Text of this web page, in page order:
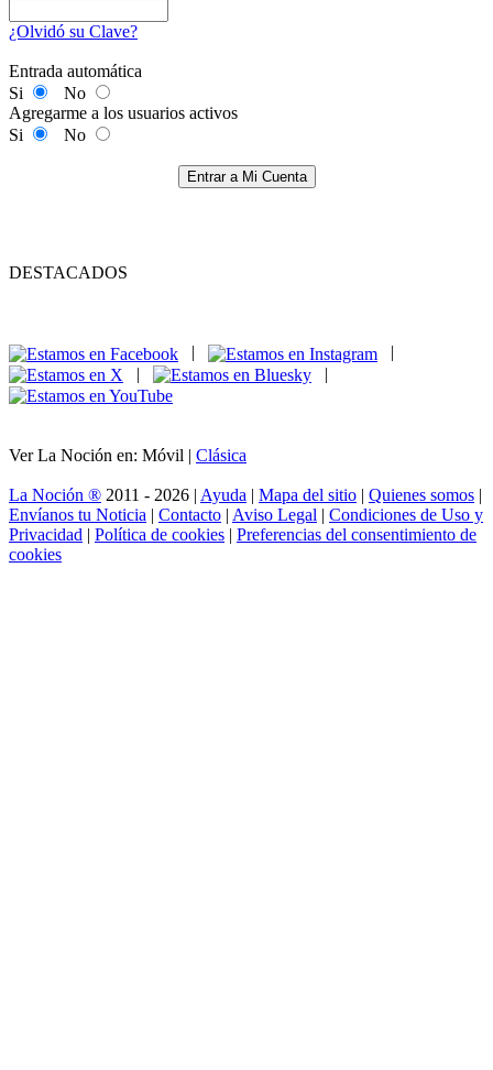
¿Olvidó su Clave?
Entrada automática
Si
No
Agregarme a los usuarios activos
Si
No
Entrar a Mi Cuenta
DESTACADOS
|
|
Ver La Noción en: Móvil | Clásica
La Noción ® 2011 - 2026 | Ayuda | Mapa del sitio | Quienes somos |
Envíanos tu Noticia | Contacto | Aviso Legal | Condiciones de Uso y
Privacidad | Política de cookies | Preferencias del consentimiento de
cookies